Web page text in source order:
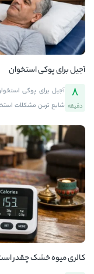
بدن، پروتئینی موجود
دهد. در مورد آجیل و
آجیل برای پوکی استخوان
8
دقیقه شایع ترین مشکلات
ها کاهش می یابد و
بیشتر می شود.اما
پیشگیری از پوکی
برای تشکیل و حفظ
استخوان ها و جلوگیری
کالری میوه خشک چقدر